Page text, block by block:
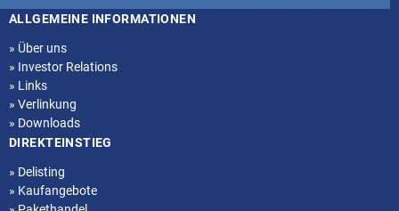
Seitenstruktur
ALLGEMEINE INFORMATIONEN
» Über uns
» Investor Relations
» Links
» Verlinkung
» Downloads
DIREKTEINSTIEG
» Delisting
» Kaufangebote